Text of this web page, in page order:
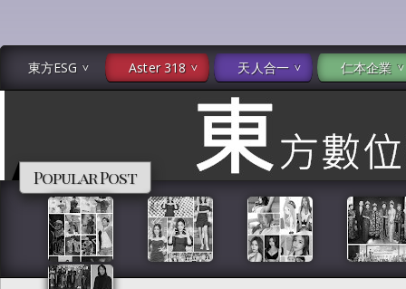
東方ESG Aster 318 天人合一 仁本企業
Popular Post